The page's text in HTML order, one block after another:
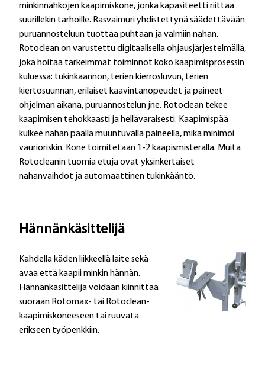
minkinnahkojen kaapimiskone, jonka kapasiteetti riittää
suurillekin tarhoille. Rasvaimuri yhdistettynä säädettävään
puruannosteluun tuottaa puhtaan ja valmiin nahan.
Rotoclean on varustettu digitaalisella ohjausjärjestelmällä,
joka hoitaa tärkeimmät toiminnot koko kaapimisprosessin
kuluessa: tukinkäännön, terien kierrosluvun, terien
kiertosuunnan, erilaiset kaavintanopeudet ja paineet
ohjelman aikana, puruannostelun jne. Rotoclean tekee
kaapimisen tehokkaasti ja hellävaraisesti. Kaapimispää
kulkee nahan päällä muuntuvalla paineella, mikä minimoi
vaurioriskin. Kone toimitetaan 1-2 kaapismisterällä. Muita
Rotocleanin tuomia etuja ovat yksinkertaiset
nahanvaihdot ja automaattinen tukinkääntö.
Hännänkäsittelijä
Kahdella käden liikkeellä laite sekä
avaa että kaapii minkin hännän.
Hännänkäsittelijä voidaan kiinnittää
suoraan Rotomax- tai Rotoclean-
kaapimiskoneeseen tai ruuvata
erikseen työpenkkiin.